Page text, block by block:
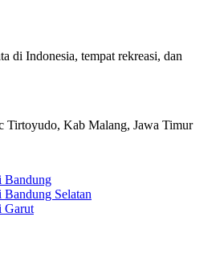
di Indonesia, tempat rekreasi, dan
Tirtoyudo, Kab Malang, Jawa Timur
Bandung
Bandung Selatan
Garut